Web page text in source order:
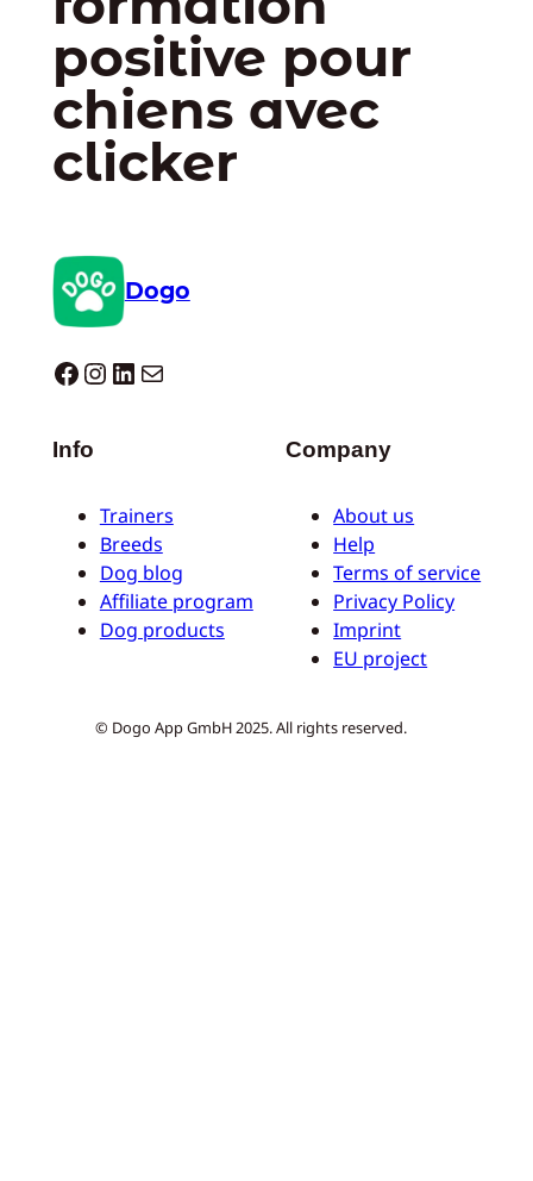
positive pour
chiens avec
clicker
Dogo
Dogo facebook InstagramLinkedIn E-mail
Info
Trainers
Breeds
Dog blog
Affiliate program
Dog products
Company
About us
Help
Terms of service
Privacy Policy
Imprint
EU project
© Dogo App GmbH 2025. All rights reserved.